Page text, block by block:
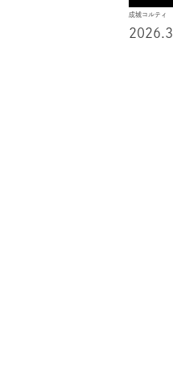
成城コルティ
2026.3